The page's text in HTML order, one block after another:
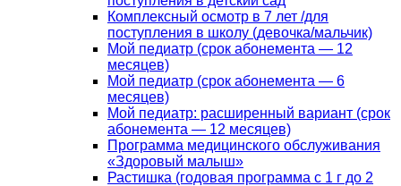
Комплексный осмотр в 7 лет /для
поступления в школу (девочка/мальчик)
Мой педиатр (срок абонемента — 12
месяцев)
Мой педиатр (срок абонемента — 6
месяцев)
Мой педиатр: расширенный вариант (срок
абонемента — 12 месяцев)
Программа медицинского обслуживания
«Здоровый малыш»
Растишка (годовая программа с 1 г до 2